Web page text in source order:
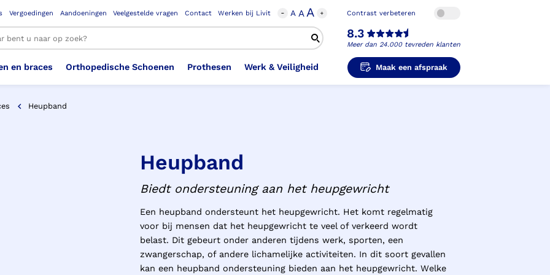
Vergoedingen Aandoeningen Veelgestelde vragen Contact Werken bij Livit A AA Contrast verbeteren
8.3
Meer dan 24.000 tevreden klanten
Steunzolen in
Veiligheidsschoenen
en braces
Pols Hand Duim
Schouder
Orthopedische Schoenen
Orthopedische Pantoffels
Werk en Veiligheid
Prothesen
Hand & Vinger prothese Heupprothese
Schouderprothese
Werk & Veiligheid Maak een afspraak
Heupband
Heupband
Biedt ondersteuning aan het heupgewricht
Een heupband ondersteunt het heupgewricht. Het komt regelmatig
voor bij mensen dat het heupgewricht te veel of verkeerd wordt
belast. Dit gebeurt onder anderen tijdens werk, sporten, een
zwangerschap, of andere lichamelijke activiteiten. In dit soort gevallen
kan een heupband ondersteuning bieden aan het heupgewricht. Welke